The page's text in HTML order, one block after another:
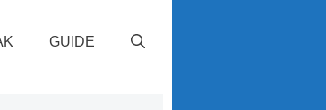
GUIDE